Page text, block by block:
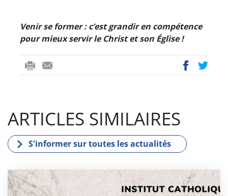
Venir se former : c’est grandir en compétence
pour mieux servir le Christ et son Église !
ri
-
ac
wi
ARTICLES SIMILAIRES
S'informer sur toutes les actualités